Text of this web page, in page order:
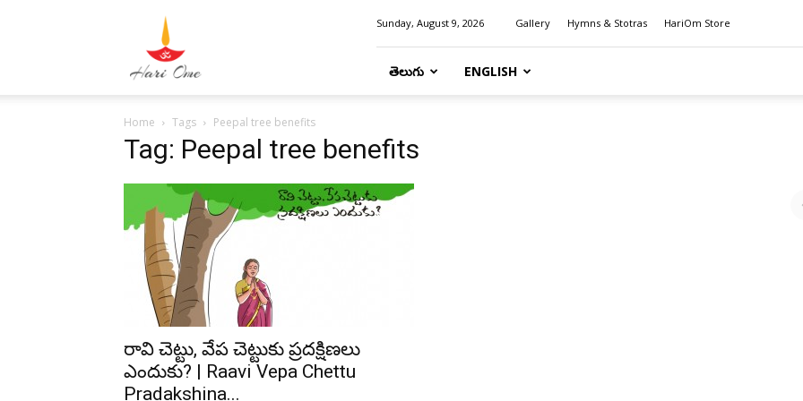
Sunday, August 9, 2026 Gallery Hymns & Stotras HariOm Store
తెలుగు ENGLISH
Home Tags Peepal tree benefits
Tag: Peepal tree benefits
రావి చెట్టు, వేప చెట్టుకు ప్రదక్షిణలు
ఎందుకు? | Raavi Vepa Chettu
Pradakshina...